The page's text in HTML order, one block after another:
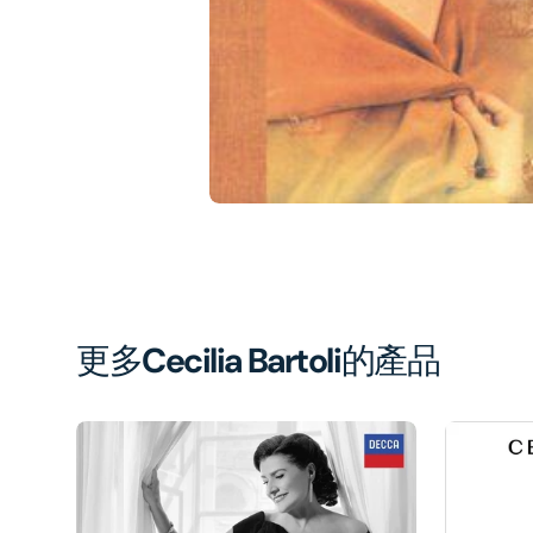
in
更多Cecilia Bartoli的產品